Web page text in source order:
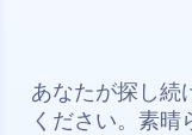
あなたが探し続
ください。素晴